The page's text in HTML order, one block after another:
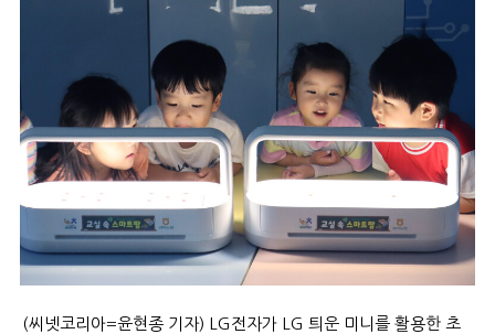
(씨넷코리아=윤현종 기자) LG전자가 LG 틔운 미니를 활용한 초